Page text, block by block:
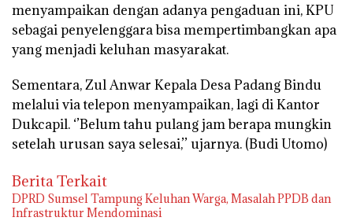
menyampaikan dengan adanya pengaduan ini, KPU
sebagai penyelenggara bisa mempertimbangkan apa
yang menjadi keluhan masyarakat.
Sementara, Zul Anwar Kepala Desa Padang Bindu
melalui via telepon menyampaikan, lagi di Kantor
Dukcapil. ‘’Belum tahu pulang jam berapa mungkin
setelah urusan saya selesai,’’ ujarnya. (Budi Utomo)
Berita Terkait
DPRD Sumsel Tampung Keluhan Warga, Masalah PPDB dan
Infrastruktur Mendominasi